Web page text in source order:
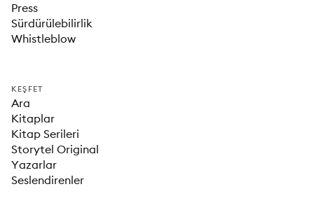
Press
Sürdürülebilirlik
Whistleblow
KEŞFET
Ara
Kitaplar
Kitap Serileri
Storytel Original
Yazarlar
Seslendirenler